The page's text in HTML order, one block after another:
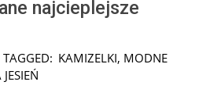
najcieplejsze
TAGGED: KAMIZELKI, MODNE